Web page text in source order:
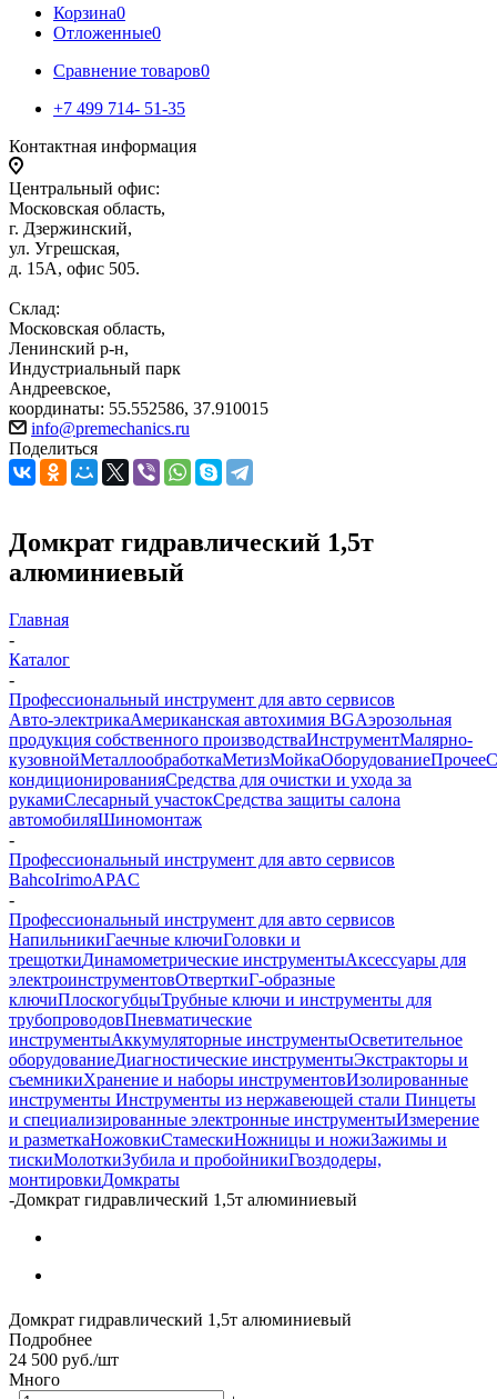
Корзина0
Отложенные0
Сравнение товаров0
+7 499 714- 51-35
Контактная информация
Центральный офис:
Московская область,
г. Дзержинский,
ул. Угрешская,
д. 15А, офис 505.
Склад:
Московская область,
Ленинский р-н,
Индустриальный парк
Андреевское,
координаты: 55.552586, 37.910015
info@premechanics.ru
Поделиться
Домкрат гидравлический 1,5т
алюминиевый
Главная
-
Каталог
-
Профессиональный инструмент для авто сервисов
Авто-электрикаАмериканская автохимия BGАэрозольная
продукция собственного производстваИнструментМалярно-
кузовнойМеталлообработкаМетизМойкаОборудованиеПрочее
кондиционированияСредства для очистки и ухода за
рукамиСлесарный участокСредства защиты салона
автомобиляШиномонтаж
-
Профессиональный инструмент для авто сервисов
BahcoIrimoAPAC
-
Профессиональный инструмент для авто сервисов
НапильникиГаечные ключиГоловки и
трещоткиДинамометрические инструментыАксессуары для
электроинструментовОтверткиГ-образные
ключиПлоскогубцыТрубные ключи и инструменты для
трубопроводовПневматические
инструментыАккумуляторные инструментыОсветительное
оборудованиеДиагностические инструментыЭкстракторы и
съемникиХранение и наборы инструментовИзолированные
инструменты Инструменты из нержавеющей стали Пинцеты
и специализированные электронные инструментыИзмерение
и разметкаНожовкиСтамескиНожницы и ножиЗажимы и
тискиМолоткиЗубила и пробойникиГвоздодеры,
монтировкиДомкраты
-Домкрат гидравлический 1,5т алюминиевый
Домкрат гидравлический 1,5т алюминиевый
Подробнее
24 500 руб./шт
Много